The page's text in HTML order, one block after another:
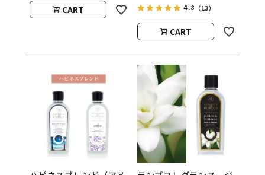
ウッド）CART
（アシュレイアンドバー
ウッド）
4.8 （13）
CART